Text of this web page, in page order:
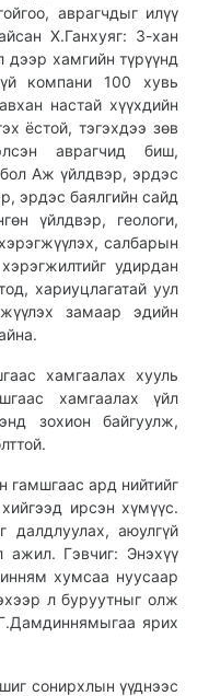
аврагчдыг илүү
Х.Ганхуяг: 3-хан
дээр хамгийн түрүүнд
компани 100 хувь
настай хүүхдийн
ёстой, тэгэхдээ зөв
аврагчид биш,
Аж үйлдвэр, эрдэс
эрдэс баялгийн сайд
үйлдвэр, геологи,
салбарын
удирдан
хариуцлагатай уул
замаар эдийн
хамгаалах хууль
хамгаалах үйл
зохион байгуулж,
гамшгаас ард нийтийг
ирсэн хүмүүс.
далдлуулах, аюулгүй
Гэвчиг: Энэхүү
хумсаа нуусаар
л буруутныг олж
ярих
сонирхлын үүднээс